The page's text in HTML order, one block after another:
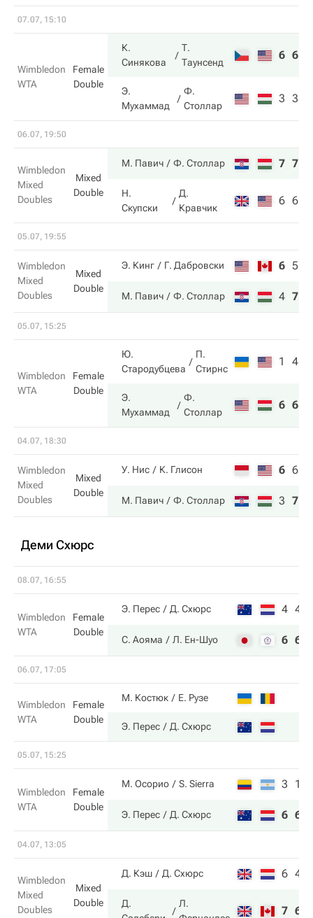
07.07, 15:10
Wimbledon
WTA
Female
Double
К.
Синякова
Т.
Таунсенд
6 6
Э.
Мухаммад
Ф.
Столлар
3 3
06.07, 19:50
Wimbledon
Mixed
Doubles
Mixed
Double
М. Павич Ф. Столлар 7 7
Н.
Скупски
Д.
Кравчик
6 6
05.07, 19:55
Wimbledon
Mixed
Doubles
Mixed
Double
Э. Кинг Г. Дабровски 6 5
М. Павич Ф. Столлар 4 7
05.07, 15:25
Wimbledon
WTA
Female
Double
Ю.
Стародубцева
П.
Стирнс
1 4
Э.
Мухаммад
Ф.
Столлар
6 6
04.07, 18:30
Wimbledon
Mixed
Doubles
Mixed
Double
У. Нис К. Глисон 6 6
М. Павич Ф. Столлар 3 7
Деми Схюрс
08.07, 16:55
Wimbledon
WTA
Female
Double
Э. Перес Д. Схюрс 4 4
С. Аояма Л. Ен-Шуо 6 6
06.07, 17:05
Wimbledon
WTA
Female
Double
М. Костюк Е. Рузе
Э. Перес Д. Схюрс
05.07, 15:25
Wimbledon
WTA
Female
Double
М. Осорио S. Sierra 3 1
Э. Перес Д. Схюрс 6 6
04.07, 13:05
Wimbledon
Mixed
Doubles
Mixed
Double
Д. Кэш Д. Схюрс 6 4
Д.
Л.
7 6